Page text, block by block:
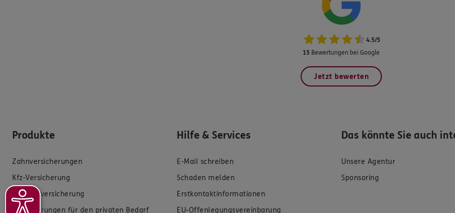
4.5/5
15 Bewertungen bei Google
Jetzt bewerten
Produkte
Zahnversicherungen
Kfz-Versicherung
Krankenversicherung
Versicherungen für den privaten Bedarf
Hilfe & Services
E-Mail schreiben
Schaden melden
Erstkontaktinformationen
EU-Offenlegungsvereinbarung
Das könnte Sie auch
Unsere Agentur
Sponsoring